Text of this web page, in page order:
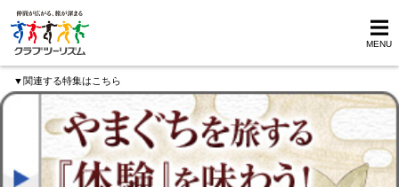
MENU
▼関連する特集はこちら